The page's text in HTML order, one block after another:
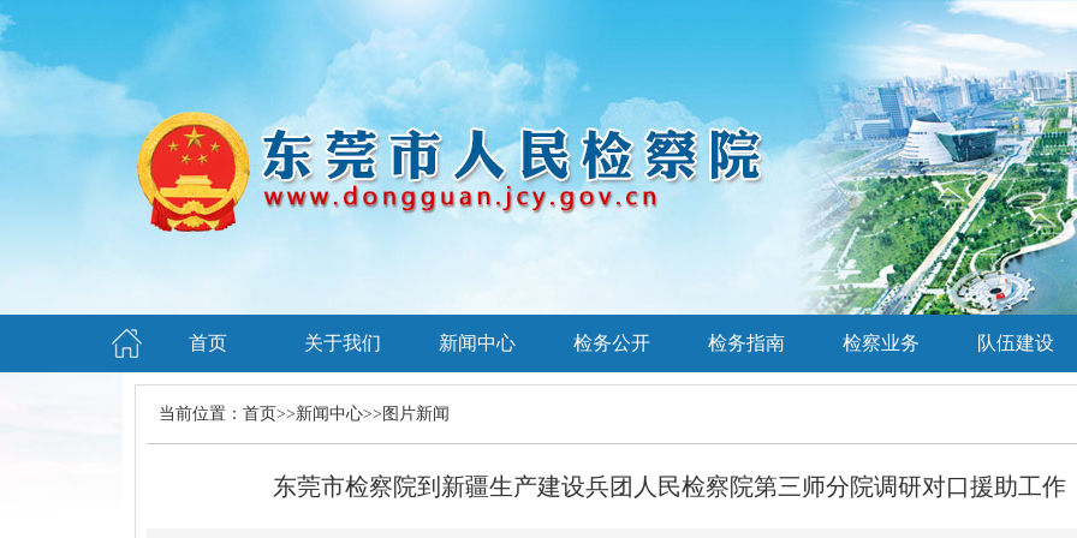
首页 关于我们 新闻中心 检务公开 检务指南 检察业务 队伍建设
当前位置： 首页>>新闻中心>> 图片新闻
东莞市检察院到新疆生产建设兵团人民检察院第三师分院调研对口援助工作